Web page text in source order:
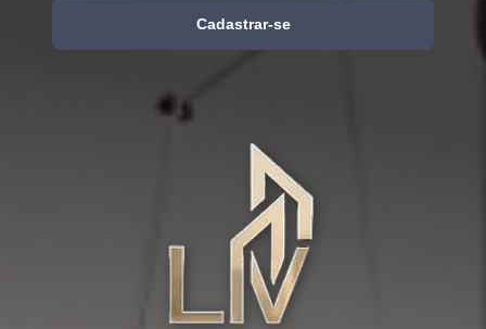
Cadastrar-se